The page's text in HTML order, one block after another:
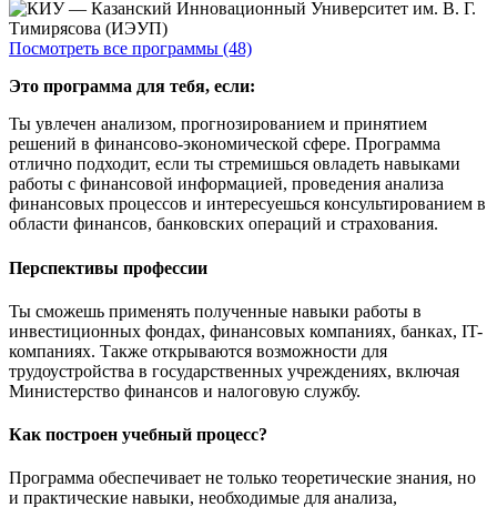
Посмотреть все программы (48)
Это программа для тебя, если:
Ты увлечен анализом, прогнозированием и принятием
решений в финансово-экономической сфере. Программа
отлично подходит, если ты стремишься овладеть навыками
работы с финансовой информацией, проведения анализа
финансовых процессов и интересуешься консультированием в
области финансов, банковских операций и страхования.
Перспективы профессии
Ты сможешь применять полученные навыки работы в
инвестиционных фондах, финансовых компаниях, банках, IT-
компаниях. Также открываются возможности для
трудоустройства в государственных учреждениях, включая
Министерство финансов и налоговую службу.
Как построен учебный процесс?
Программа обеспечивает не только теоретические знания, но
и практические навыки, необходимые для анализа,